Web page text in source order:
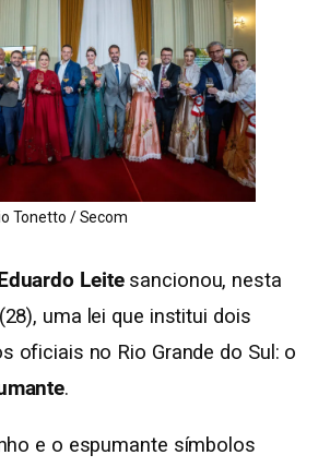
Tonetto / Secom
Eduardo Leitesancionou, nesta
uma lei que institui dois
oficiais no Rio Grande do Sul: o
.
e o espumante símbolos